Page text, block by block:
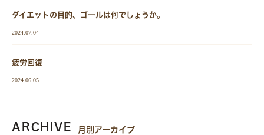
ダイエットの目的、ゴールは何でしょうか。
2024.07.04
疲労回復
2024.06.05
ARCHIVE 月別アーカイブ